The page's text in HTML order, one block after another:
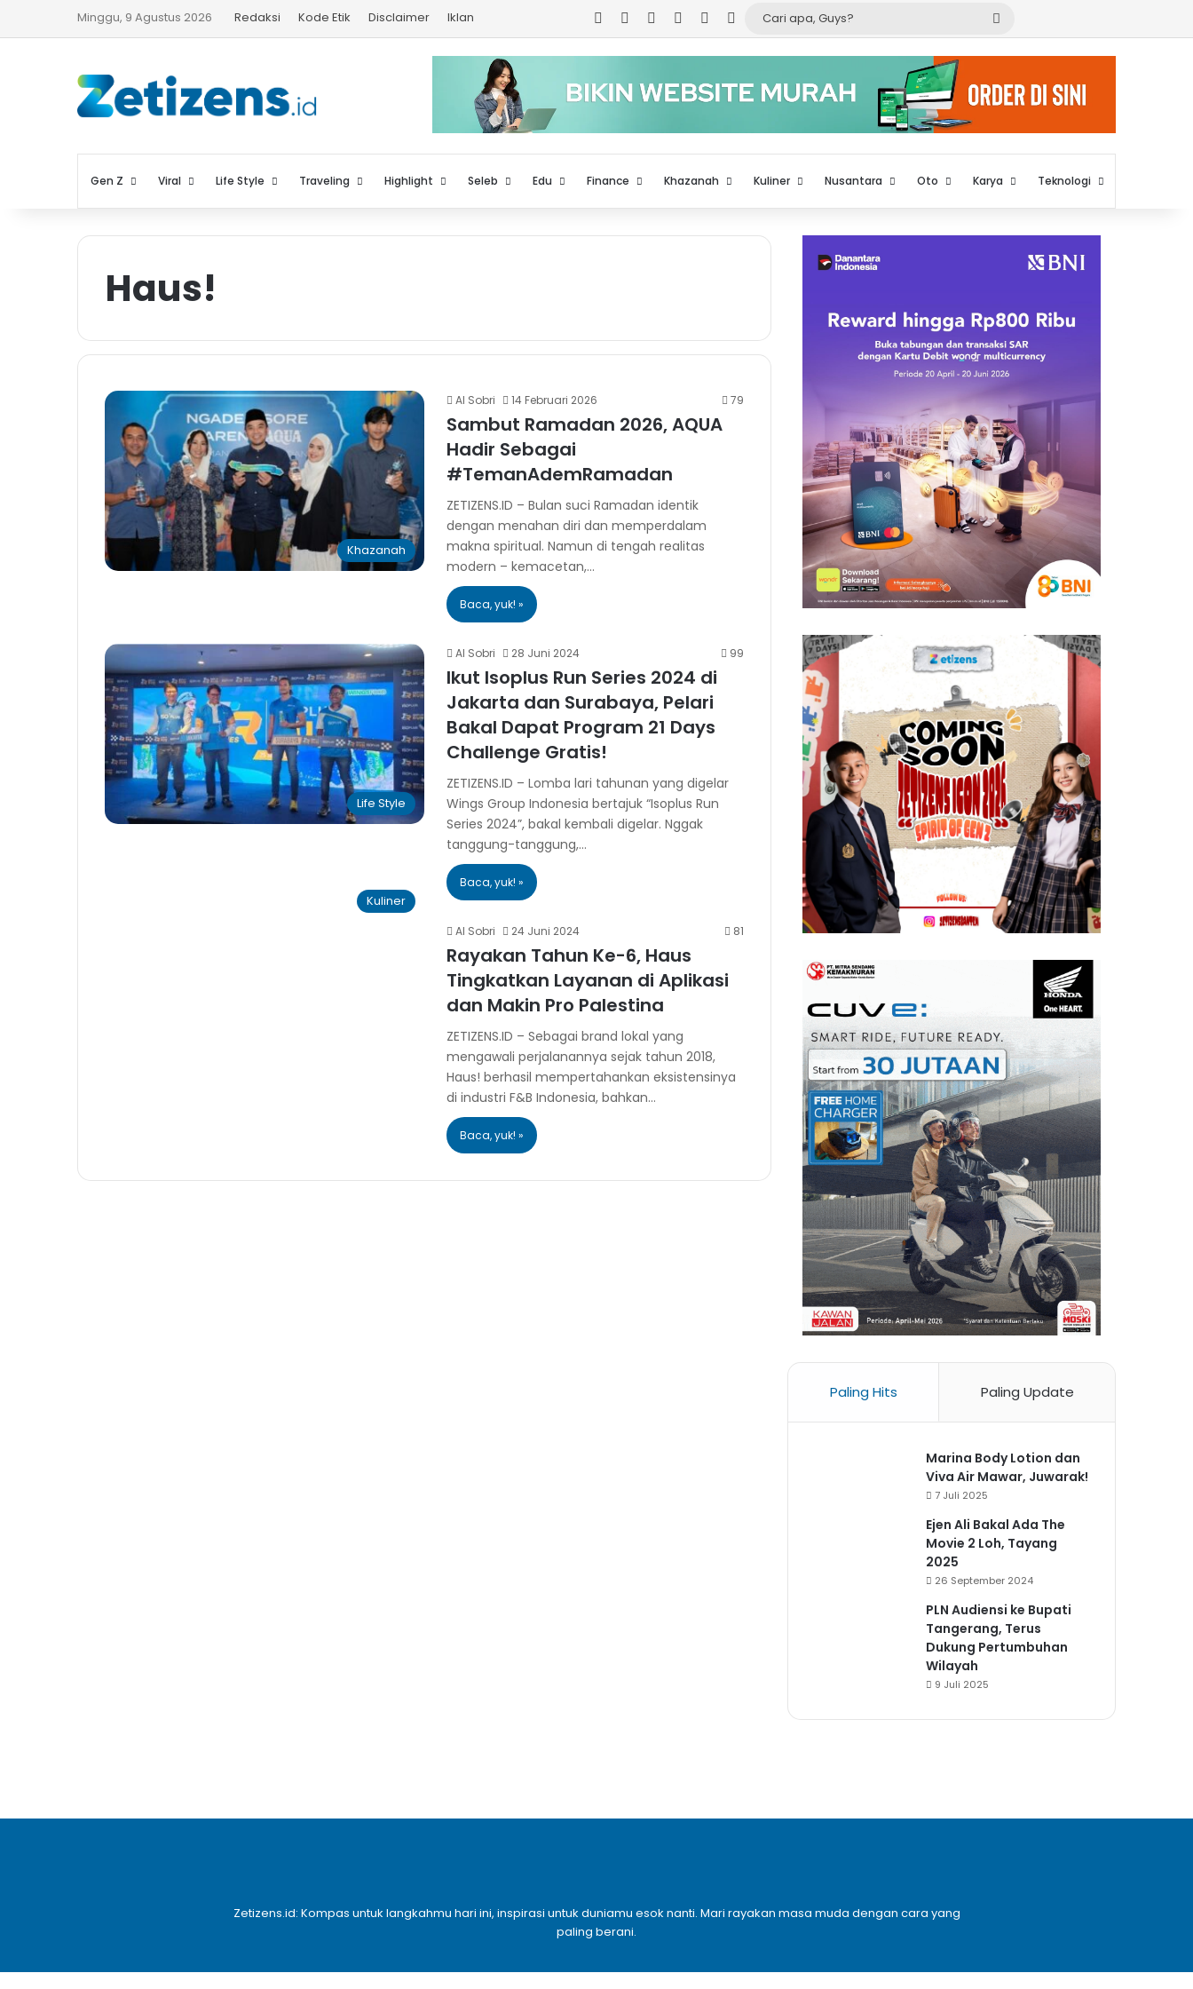
Minggu, 9 Agustus 2026 Redaksi Kode Etik Disclaimer Iklan FacebookYouTubeInstagram
TikTokLog In
Guys?
Gen Z Viral Life Style Traveling Highlight Seleb Edu Finance Khazanah Kuliner Nusantara Oto Karya Teknologi
Haus!
Khazanah
Al Sobri 14 Februari 2026 79
Sambut Ramadan 2026, AQUA
Hadir Sebagai
#TemanAdemRamadan
ZETIZENS.ID – Bulan suci Ramadan identik
dengan menahan diri dan memperdalam
makna spiritual. Namun di tengah realitas
modern – kemacetan,…
Baca, yuk! »
Life Style
Al Sobri 28 Juni 2024 99
Ikut Isoplus Run Series 2024 di
Jakarta dan Surabaya, Pelari
Bakal Dapat Program 21 Days
Challenge Gratis!
ZETIZENS.ID – Lomba lari tahunan yang digelar
Wings Group Indonesia bertajuk “Isoplus Run
Series 2024”, bakal kembali digelar. Nggak
tanggung-tanggung,…
Baca, yuk! »
Kuliner
Al Sobri 24 Juni 2024 81
Rayakan Tahun Ke-6, Haus
Tingkatkan Layanan di Aplikasi
dan Makin Pro Palestina
ZETIZENS.ID – Sebagai brand lokal yang
mengawali perjalanannya sejak tahun 2018,
Haus! berhasil mempertahankan eksistensinya
di industri F&B Indonesia, bahkan…
Baca, yuk! »
Paling Hits Paling Update
Marina Body Lotion dan
Viva Air Mawar, Juwarak!
7 Juli 2025
Ejen Ali Bakal Ada The
Movie 2 Loh, Tayang
2025
26 September 2024
PLN Audiensi ke Bupati
Tangerang, Terus
Dukung Pertumbuhan
Wilayah
9 Juli 2025
Zetizens.id: Kompas untuk langkahmu hari ini, inspirasi untuk duniamu esok nanti. Mari rayakan masa muda dengan cara yang
paling berani.